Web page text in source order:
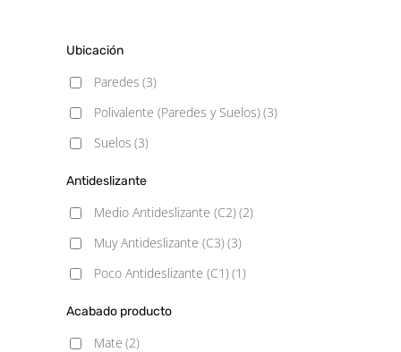
Ubicación
Paredes (3)
Polivalente (Paredes y Suelos)(3)
Suelos (3)
Antideslizante
Medio Antideslizante (C2)(2)
Muy Antideslizante (C3)(3)
Poco Antideslizante (C1)(1)
Acabado producto
Mate (2)